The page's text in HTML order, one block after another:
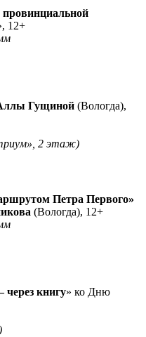
12+
Гущиной (Вологда),
2 этаж)
Петра Первого»
(Вологда), 12+
через книгу» ко Дню